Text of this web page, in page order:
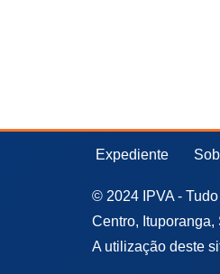
Expediente
© 2024 IPVA -
Centro,
A utilização deste